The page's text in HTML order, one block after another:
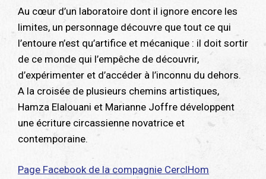
Au cœur d’un laboratoire dont il ignore encore les
limites, un personnage découvre que tout ce qui
l’entoure n’est qu’artifice et mécanique : il doit sortir
de ce monde qui l’empêche de découvrir,
d’expérimenter et d’accéder à l’inconnu du dehors.
A la croisée de plusieurs chemins artistiques,
Hamza Elalouani et Marianne Joffre développent
une écriture circassienne novatrice et
contemporaine.
Page Facebook de la compagnie CerclHom